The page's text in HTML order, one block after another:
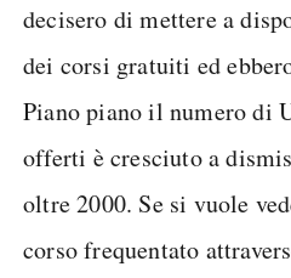
decisero di mettere a
dei corsi gratuiti ed
Piano piano il numero di
offerti è cresciuto a
oltre 2000. Se si vuole
corso frequentato